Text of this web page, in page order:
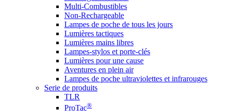
Multi-Combustibles
Non-Rechargeable
Lampes de poche de tous les jours
Lumières tactiques
Lumières mains libres
Lampes-stylos et porte-clés
Lumières pour une cause
Aventures en plein air
Lampes de poche ultraviolettes et infrarouges
Serie de produits
TLR
ProTac®